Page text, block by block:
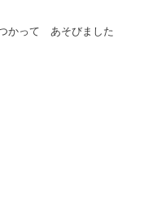
かって あそびました